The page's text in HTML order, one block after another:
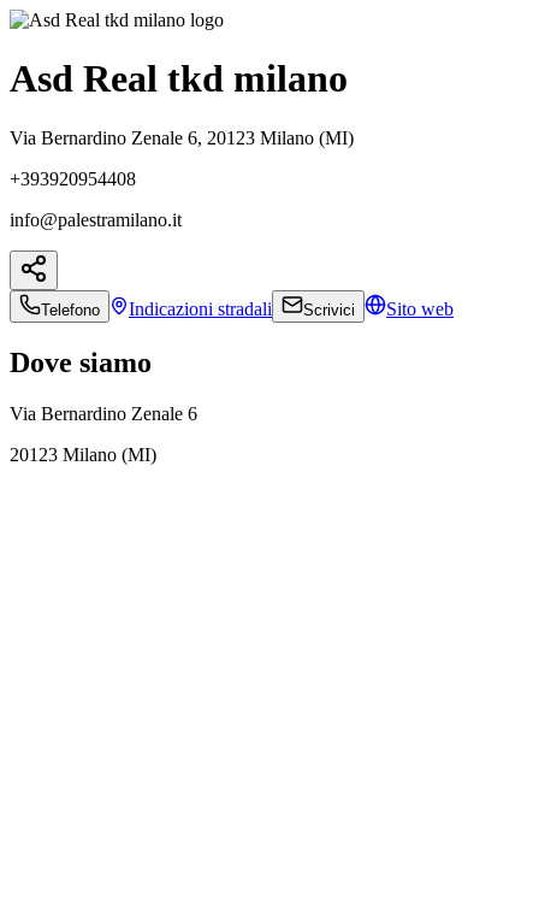
Asd Real tkd milano
Via Bernardino Zenale 6, 20123 Milano (MI)
+393920954408
info@palestramilano.it
Telefono Indicazioni stradali Scrivici Sito web
Dove siamo
Via Bernardino Zenale 6
20123 Milano (MI)